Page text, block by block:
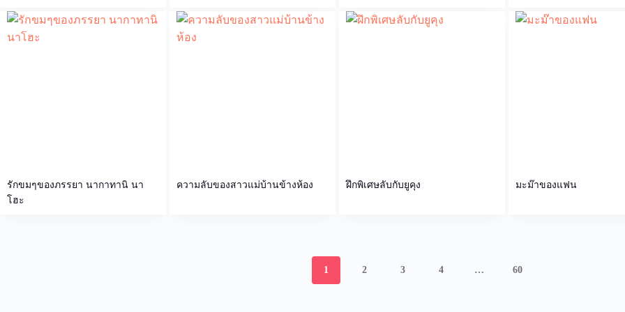
รักขมๆของภรรยา นากาทานิ นา
โฮะ
ความลับของสาวแม่บ้านข้างห้อง ฝึกพิเศษลับกับยูคุง มะม๊าของแฟน
1 2 3 4 … 60